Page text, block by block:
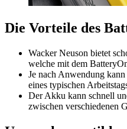
Die Vorteile des
Wacker Neuson bietet
welche mit dem
Je nach Anwendung
eines typischen
Der Akku kann schnell
zwischen verschiedenen